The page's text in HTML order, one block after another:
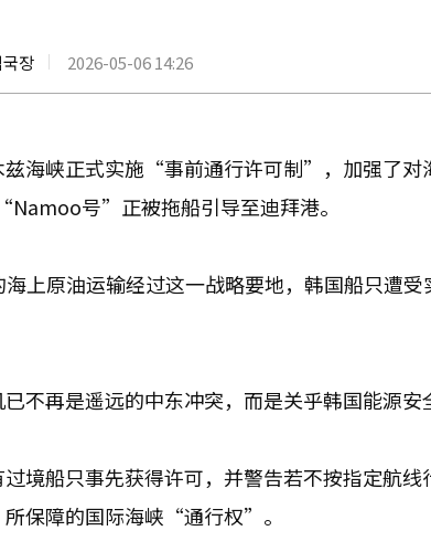
장 2026-05-06 14:26
海峡正式实施“事前通行许可制”，加强了对
号”正被拖船引导至迪拜港。
上原油运输经过这一战略要地，韩国船只遭
不再是遥远的中东冲突，而是关乎韩国能源安
境船只事先获得许可，并警告若不按指定航
所保障的国际海峡“通行权”。